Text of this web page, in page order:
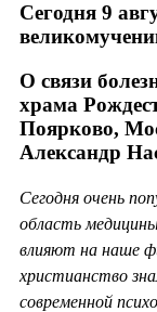
Сегодня 9
О связи
храма
Поярково,
Александр
Сегодня очень
область
влияют на наше
христианство
современной